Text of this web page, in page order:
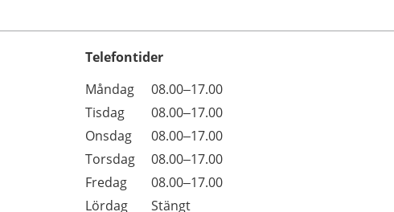
Telefontider
Dag
Öppettider
Kommentarer
Måndag
08.00–17.00
Tisdag
08.00–17.00
Onsdag
08.00–17.00
Torsdag
08.00–17.00
Fredag
08.00–17.00
Lördag
Stängt